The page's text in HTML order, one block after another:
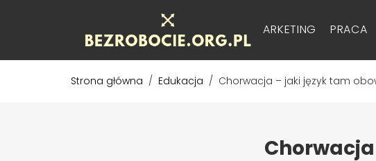
EDUKACJA MARKETING PRACA
Strona główna / Edukacja / Chorwacja – jaki język tam